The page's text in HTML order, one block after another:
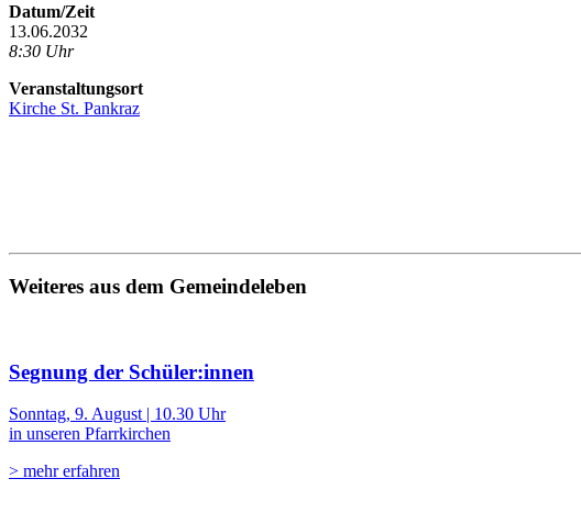
Datum/Zeit
13.06.2032
8:30 Uhr
Veranstaltungsort
Kirche St. Pankraz
Weiteres aus dem Gemeindeleben
Segnung der Schüler:innen
Sonntag, 9. August | 10.30 Uhr
in unseren Pfarrkirchen
> mehr erfahren